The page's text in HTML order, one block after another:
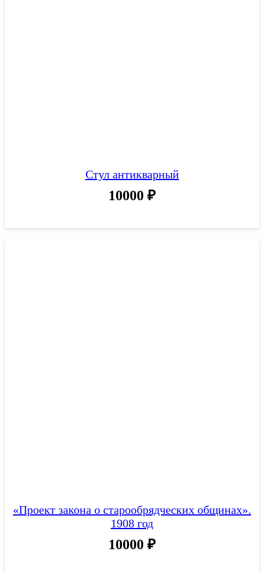
Стул антикварный
10000 ₽
«Проект закона о старообрядческих общинах».
1908 год
10000 ₽